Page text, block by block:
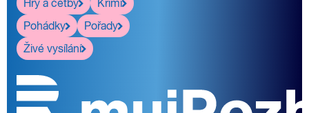
Hry a četby
Krimi
Pohádky
Pořady
Živé vysílání